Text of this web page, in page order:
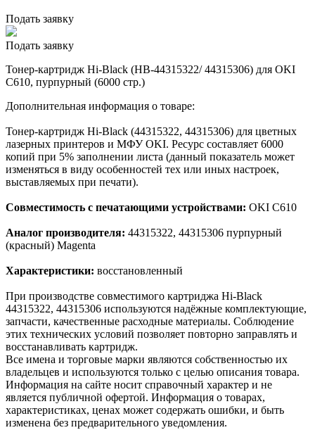
Подать заявку
Подать заявку
Тонер-картридж Hi-Black (HB-44315322/ 44315306) для OKI
C610, пурпурный (6000 стр.)
Дополнительная информация о товаре:
Тонер-картридж Hi-Black (44315322, 44315306) для цветных
лазерных принтеров и МФУ OKI. Ресурс составляет 6000
копий при 5% заполнении листа (данный показатель может
изменяться в виду особенностей тех или иных настроек,
выставляемых при печати).
Совместимость с печатающими устройствами: OKI C610
Аналог производителя: 44315322, 44315306 пурпурный
(красный) Magenta
Характеристики: восстановленный
При производстве совместимого картриджа Hi-Black
44315322, 44315306 используются надёжные комплектующие,
запчасти, качественные расходные материалы. Соблюдение
этих технических условий позволяет повторно заправлять и
восстанавливать картридж.
Все имена и торговые марки являются собственностью их
владельцев и используются только с целью описания товара.
Информация на сайте носит справочный характер и не
является публичной офертой. Информация о товарах,
характеристиках, ценах может содержать ошибки, и быть
изменена без предварительного уведомления.